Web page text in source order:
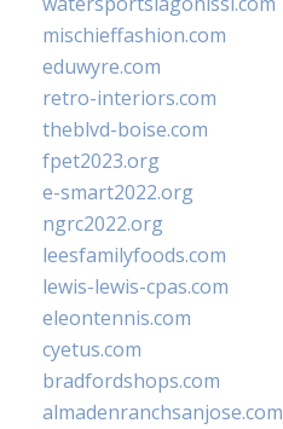
mischieffashion.com
eduwyre.com
retro-interiors.com
theblvd-boise.com
fpet2023.org
e-smart2022.org
ngrc2022.org
leesfamilyfoods.com
lewis-lewis-cpas.com
eleontennis.com
cyetus.com
bradfordshops.com
almadenranchsanjose.com